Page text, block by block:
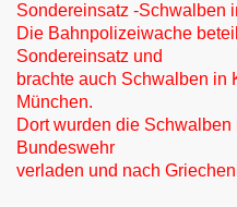
Sondereinsatz -Schwalben
Die Bahnpolizeiwache
Sondereinsatz und
brachte auch Schwalben in
München.
Dort wurden die
Bundeswehr
verladen und nach